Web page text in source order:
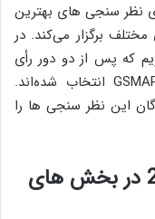
نظر سنجی های بهترین
برگزار می‌کند. در
گوشی های سال 2020 را داریم که پس از دو دور رأی
گیری توسط کاربران سایت جهانی GSMARENA انتخاب شده‌اند.
این نظر سنجی ها را
بهترین گوشی های سال 2020 در بخش های